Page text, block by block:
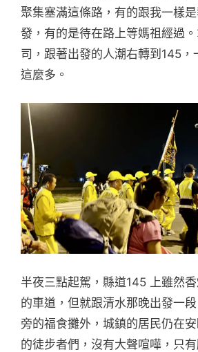
聚集塞滿這條路，有的跟我一樣
發，有的是待在路上等媽祖經過
司，跟著出發的人潮右轉到145，
這麼多。
半夜三點起駕，縣道145 上雖然
的車道，但就跟清水那晚出發一
旁的福食攤外，城鎮的居民仍在
的徒步者們，沒有大聲喧嘩，只